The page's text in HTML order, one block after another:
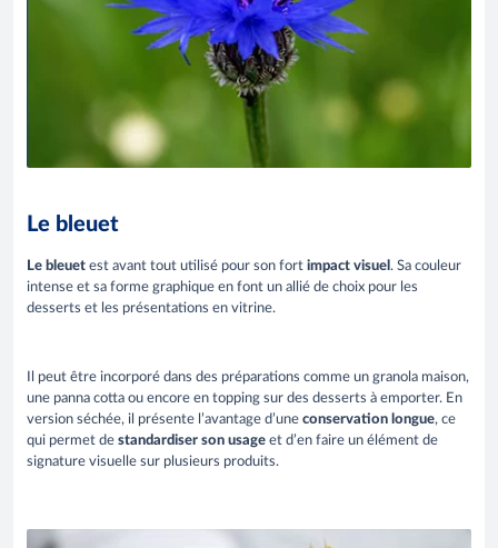
Le bleuet
Le bleuet est avant tout utilisé pour son fort impact visuel . Sa couleur
intense et sa forme graphique en font un allié de choix pour les
desserts et les présentations en vitrine.
Il peut être incorporé dans des préparations comme un granola maison,
une panna cotta ou encore en topping sur des desserts à emporter. En
version séchée, il présente l’avantage d’une conservation longue, ce
qui permet de standardiser son usage et d’en faire un élément de
signature visuelle sur plusieurs produits.